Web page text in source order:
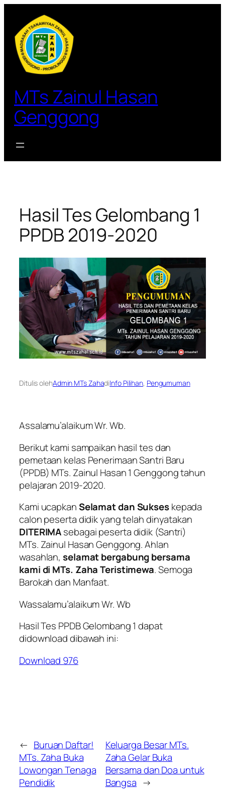
konten
MTs Zainul Hasan
Genggong
Hasil Tes Gelombang 1
PPDB 2019-2020
Ditulis olehAdmin MTs ZahadiInfo Pilihan, Pengumuman
Assalamu’alaikum Wr. Wb.
Berikut kami sampaikan hasil tes dan
pemetaan kelas Penerimaan Santri Baru
(PPDB) MTs. Zainul Hasan 1 Genggong tahun
pelajaran 2019-2020.
Kami ucapkanSelamat dan Sukseskepada
calon peserta didik yang telah dinyatakan
DITERIMAsebagai peserta didik (Santri)
MTs. Zainul Hasan Genggong.Ahlan
wasahlan,selamat bergabung bersama
kami di MTs. Zaha Teristimewa. Semoga
Barokah dan Manfaat.
Wassalamu’alaikum Wr. Wb
Hasil Tes PPDB Gelombang 1 dapat
didownload dibawah ini:
Download 976
← Buruan Daftar!
MTs. Zaha Buka
Lowongan Tenaga
Pendidik
Keluarga Besar MTs.
Zaha Gelar Buka
Bersama dan Doa untuk
Bangsa →